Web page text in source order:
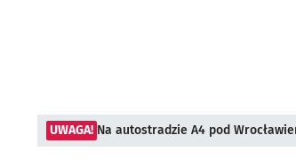
UWAGA! Na autostradzie A4 pod